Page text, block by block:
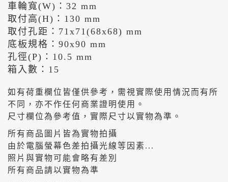
車輪寬(W)：32 mm
取付高(H)：130 mm
取付孔距：71x71(68x68) mm
底板規格：90x90 mm
孔徑(P)：10.5 mm
箱入數：15
如有荷重欄位皆僅供參考，需視實際使用情況而有所
不同，亦不作任何商業證明使用。
尺寸欄位為參考值，實際尺寸以實物為準。
所有商品圖片皆為實物拍攝
由於電腦螢幕色差拍攝光線等因素...
照片與實物可能會略有差別
所有商品請以實物為準